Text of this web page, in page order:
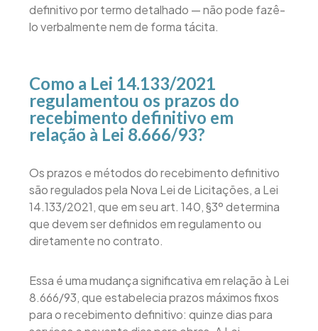
definitivo por termo detalhado — não pode fazê-
lo verbalmente nem de forma tácita.
Como a Lei 14.133/2021
regulamentou os prazos do
recebimento definitivo em
relação à Lei 8.666/93?
Os prazos e métodos do recebimento definitivo
são regulados pela Nova Lei de Licitações, a Lei
14.133/2021, que em seu art. 140, §3º determina
que devem ser definidos em regulamento ou
diretamente no contrato.
Essa é uma mudança significativa em relação à Lei
8.666/93, que estabelecia prazos máximos fixos
para o recebimento definitivo: quinze dias para